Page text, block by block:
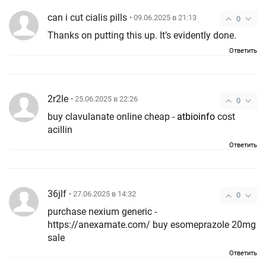
0
can i cut cialis pills • 09.06.2025 в 21:13
Thanks on putting this up. It’s evidently done.
Ответить
0
2r2le • 25.06.2025 в 22:26
buy clavulanate online cheap - atbioinfo cost
acillin
Ответить
0
36jlf • 27.06.2025 в 14:32
purchase nexium generic -
https://anexamate.com/ buy esomeprazole 20mg
sale
Ответить